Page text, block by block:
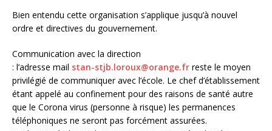
Bien entendu cette organisation s’applique jusqu’à nouvel
ordre et directives du gouvernement.
Communication avec la direction
: l’adresse mail stan-stjb.loroux@orange.fr reste le moyen
privilégié de communiquer avec l’école. Le chef d’établissement
étant appelé au confinement pour des raisons de santé autre
que le Corona virus (personne à risque) les permanences
téléphoniques ne seront pas forcément assurées.